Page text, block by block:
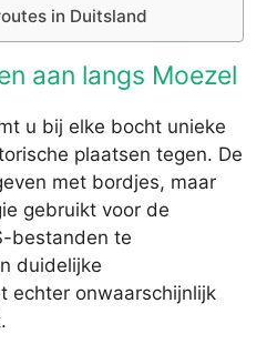
in Duitsland
aan langs Moezel
u bij elke bocht unieke
plaatsen tegen. De
met bordjes, maar
gebruikt voor de
bestanden te
duidelijke
echter onwaarschijnlijk